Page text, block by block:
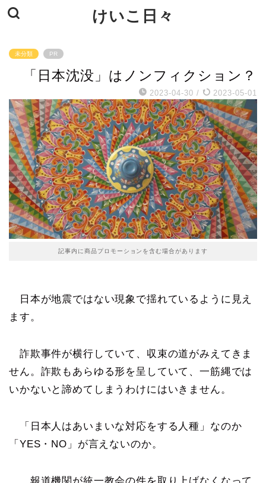
けいこ日々
未分類 PR
「日本沈没」はノンフィクション？
2023-04-30 / 2023-05-01
記事内に商品プロモーションを含む場合があります
日本が地震ではない現象で揺れているように見え
ます。
詐欺事件が横行していて、収束の道がみえてきま
せん。詐欺もあらゆる形を呈していて、一筋縄では
いかないと諦めてしまうわけにはいきません。
「日本人はあいまいな対応をする人種」なのか
「YES・NO」が言えないのか。